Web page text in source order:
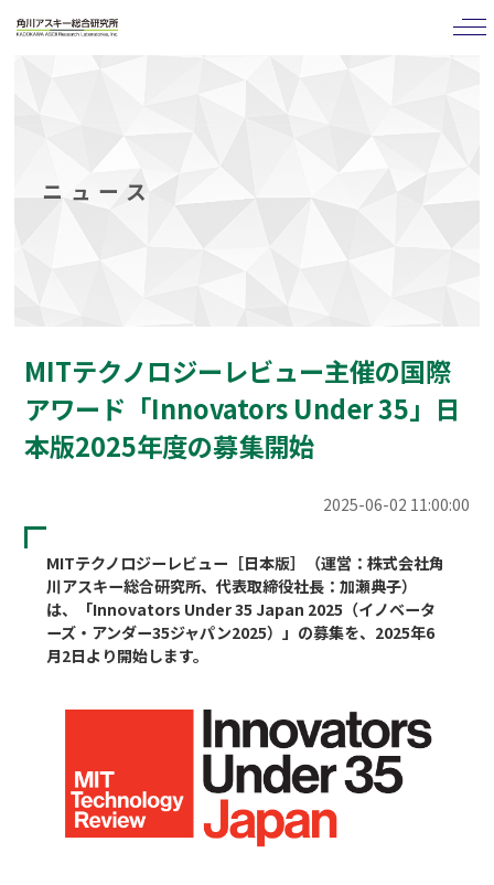
ニュース
MITテクノロジーレビュー主催の国際
アワード「Innovators Under 35」日
本版2025年度の募集開始
2025-06-02 11:00:00
MITテクノロジーレビュー［日本版］（運営：株式会社角
川アスキー総合研究所、代表取締役社長：加瀬典子）
は、「Innovators Under 35 Japan 2025（イノベータ
ーズ・アンダー35ジャパン2025）」の募集を、2025年6
月2日より開始します。